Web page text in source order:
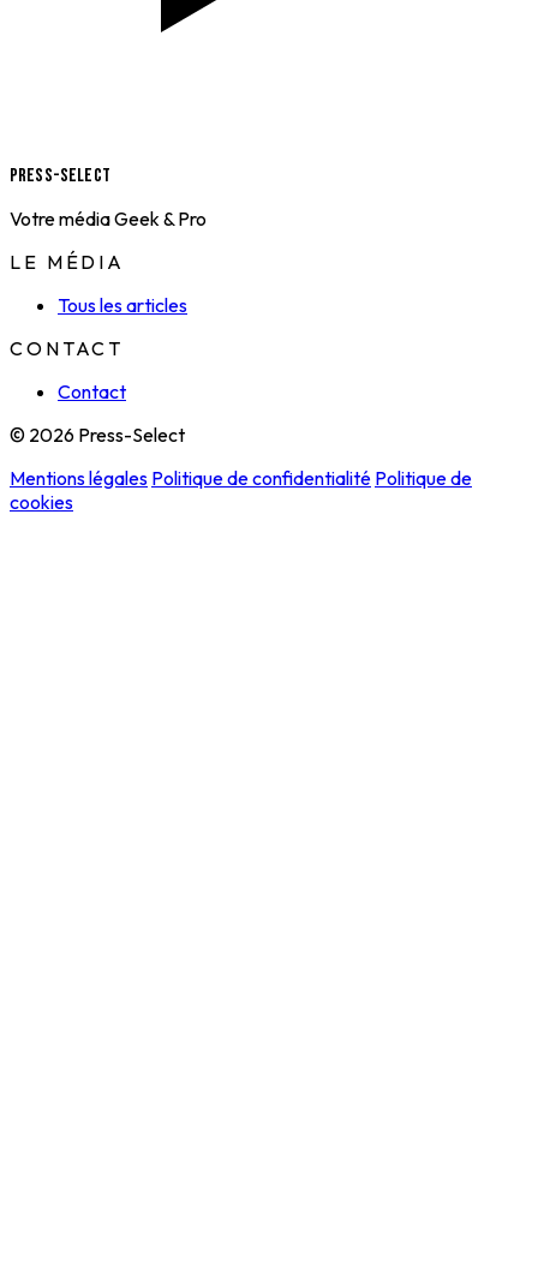
Press-Select
Votre média Geek & Pro
LE MÉDIA
Tous les articles
CONTACT
Contact
© 2026 Press-Select
Mentions légales Politique de confidentialité Politique de
cookies